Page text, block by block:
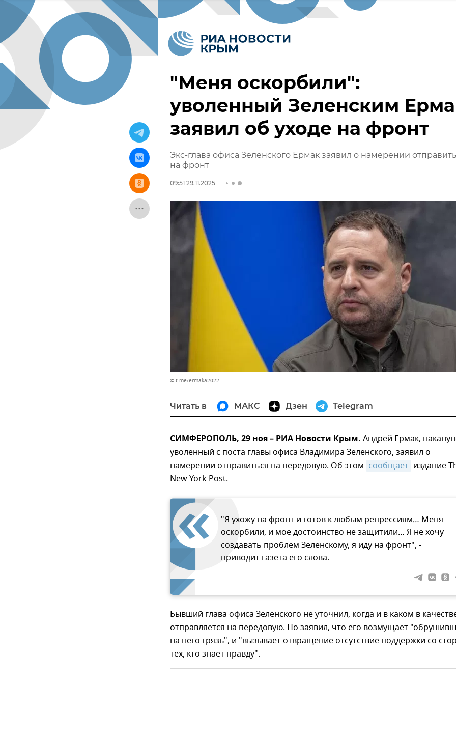
"Меня оскорбили":
уволенный Зеленским
заявил об уходе на фронт
Экс-глава офиса Зеленского Ермак заявил о намерении
на фронт
09:51 29.11.2025
© t.me/ermaka2022
Читать в МАКС Дзен Telegram
СИМФЕРОПОЛЬ, 29 ноя – РИА Новости Крым. Андрей Ермак,
уволенный с поста главы офиса Владимира Зеленского, заявил о
намерении отправиться на передовую. Об этом сообщает издание
New York Post.
"Я ухожу на фронт и готов к любым репрессиям… Меня
оскорбили, и мое достоинство не защитили… Я не хочу
создавать проблем Зеленскому, я иду на фронт", -
приводит газета его слова.
Бывший глава офиса Зеленского не уточнил, когда и в каком в
отправляется на передовую. Но заявил, что его возмущает
на него грязь", и "вызывает отвращение отсутствие поддержки со
тех, кто знает правду".